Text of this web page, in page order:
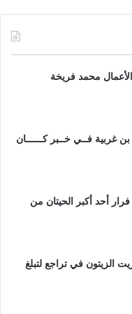
محمد فريخة
غربية فــي خــبر كــــــان
أحد أكبر الحيتان من
الزيتون في تراجع لتبلغ